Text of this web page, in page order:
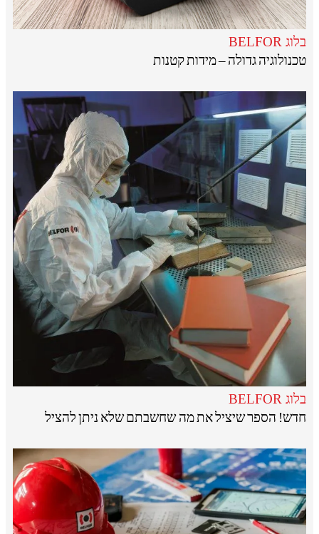
בלוג BELFOR
טכנולוגיה גדולה – מידות קטנות
בלוג BELFOR
חדש! הספר שיציל את מה שחשבתם שלא ניתן להציל